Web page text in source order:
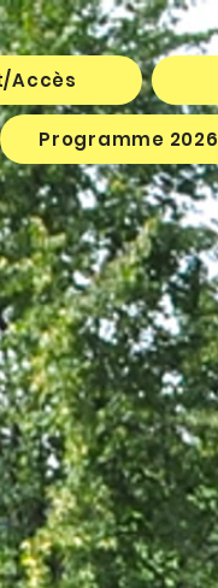
Accès
Programme 2026